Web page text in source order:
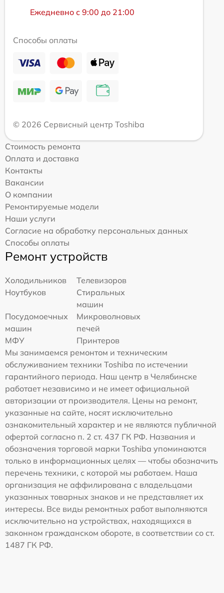
Ежедневно с 9:00 до 21:00
Способы оплаты
© 2026 Сервисный центр Toshiba
Стоимость ремонта
Оплата и доставка
Контакты
Вакансии
О компании
Ремонтируемые модели
Наши услуги
Согласие на обработку персональных данных
Способы оплаты
Ремонт устройств
Холодильников
Телевизоров
Ноутбуков
Стиральных
машин
Посудомоечных
машин
Микроволновых
печей
МФУ
Принтеров
Мы занимаемся ремонтом и техническим
обслуживанием техники Toshiba по истечении
гарантийного периода. Наш центр в Челябинске
работает независимо и не имеет официальной
авторизации от производителя. Цены на ремонт,
указанные на сайте, носят исключительно
ознакомительный характер и не являются публичной
офертой согласно п. 2 ст. 437 ГК РФ. Названия и
обозначения торговой марки Toshiba упоминаются
только в информационных целях — чтобы обозначить
перечень техники, с которой мы работаем. Наша
организация не аффилирована с владельцами
указанных товарных знаков и не представляет их
интересы. Все виды ремонтных работ выполняются
исключительно на устройствах, находящихся в
законном гражданском обороте, в соответствии со ст.
1487 ГК РФ.